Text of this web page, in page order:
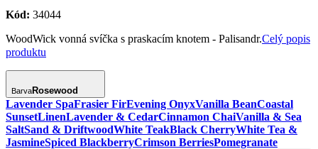
Kód: 34044
WoodWick vonná svíčka s praskacím knotem - Palisandr.Celý popis
produktu
BarvaRosewood
Lavender SpaFrasier FirEvening OnyxVanilla BeanCoastal
SunsetLinenLavender & CedarCinnamon ChaiVanilla & Sea
SaltSand & DriftwoodWhite TeakBlack CherryWhite Tea &
JasmineSpiced BlackberryCrimson BerriesPomegranate